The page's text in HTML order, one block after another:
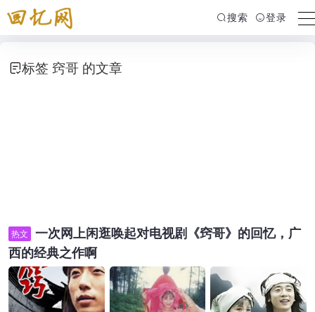
搜索 登录
标签 窍哥 的文章
热文
一次网上闲逛唤起对电视剧《窍哥》的回忆，广
西的经典之作啊